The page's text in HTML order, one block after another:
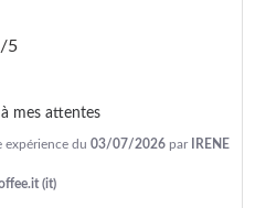
/5
mes attentes
expérience du 03/07/2026 par
IRENE
(it)